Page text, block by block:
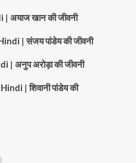
अयाज खान की जीवनी
| संजय पांडेय की जीवनी
अनुप अरोड़ा की जीवनी
| शिवानी पांडेय की